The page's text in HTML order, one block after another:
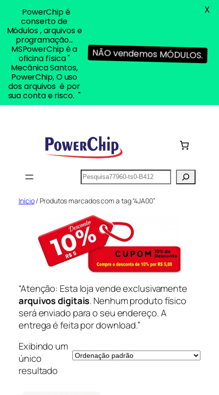
Pesquisar
Início/ Produtos marcados com a tag “4JA00”
“Atenção: Esta loja vende exclusivamente
arquivos digitais. Nenhum produto físico
será enviado para o seu endereço. A
entrega é feita por download.”
Exibindo um
único
resultado
PowerChip é
conserto de
Módulos , arquivos e
programação...
MSPowerChip é a
oficina física "
Mecânica Santos,
PowerChip, O uso
dos arquivos é por
sua conta e risco. "
NÃO vendemos MÓDULOS.
X